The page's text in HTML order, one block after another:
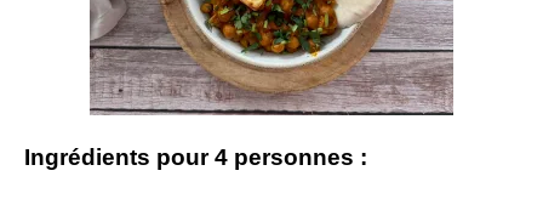
Ingrédients pour 4 personnes :